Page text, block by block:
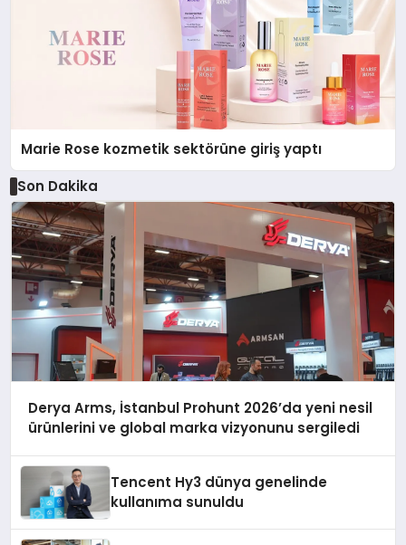
Marie Rose kozmetik sektörüne giriş yaptı
Son Dakika
Derya Arms, İstanbul Prohunt 2026’da yeni nesil
ürünlerini ve global marka vizyonunu sergiledi
Tencent Hy3 dünya genelinde
kullanıma sunuldu